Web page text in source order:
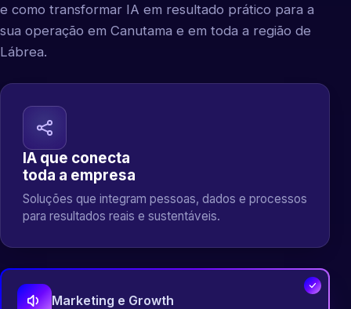
e como transformar IA em resultado prático para a
sua operação em Canutama e em toda a região de
Lábrea.
IA que conecta
toda a empresa
Soluções que integram pessoas, dados e processos
para resultados reais e sustentáveis.
Marketing e Growth